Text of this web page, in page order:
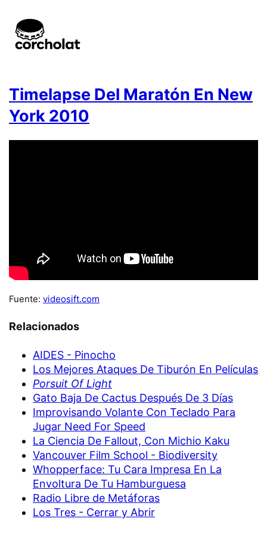
Timelapse Del Maratón En New
York 2010
Fuente: videosift.com
Relacionados
AIDES - Pinocho
Los Mejores Ataques De Tiburón En Películas
Porsuit Of Light
Gato Baja De Cactus Después De 3 Días
Improvisando Volante Con Teclado Para
Jugar Need For Speed
La Ciencia De Fallout, Con Michio Kaku
Vancouver Film School - Biodiversity
Whopperface: Tu Cara Impresa En La
Envoltura De Tu Hamburguesa
Radio Libre de Metáforas
Los Tres - Cerrar y Abrir